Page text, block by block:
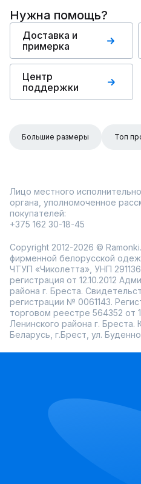
Нужна помощь?
Доставка и
примерка
Центр
поддержки
Большие размеры Топ
Лицо местного
органа, уполномоченное
покупателей:
+375 162 30-18-45
Copyright 2012-2026 ©
фирменной белорусской
ЧТУП «Чиколетта», УНП
регистрация от 12.10.2012
района г. Бреста.
регистрации № 0061143.
торговом реестре 564352 от
Ленинского района г.
Беларусь, г.Брест, ул.